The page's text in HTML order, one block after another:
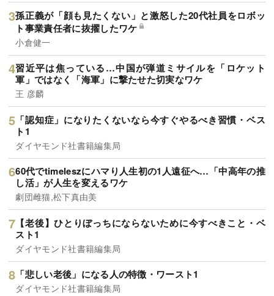
孫正義が「顔も見たくない」と激怒した20代社員をロボッ
ト事業責任者に抜擢したワケ
小倉健一
習近平は焦っている…中国が弾道ミサイルを「ロケット
軍」ではなく「海軍」に撃たせた切実なワケ
王 彦麟
「認知症」になりたくないなら今すぐやるべき習慣・ベス
ト1
ダイヤモンド社書籍編集局
60代でtimeleszにハマり人生初の1人遠征へ…「中高年の推
し活」が人生を変えるワケ
劇団雌猫,松下真由美
【老後】ひとりぼっちにならないために今すべきこと・ベ
スト1
ダイヤモンド社書籍編集局
「悲しい老後」になる人の特徴・ワースト1
ダイヤモンド社書籍編集局